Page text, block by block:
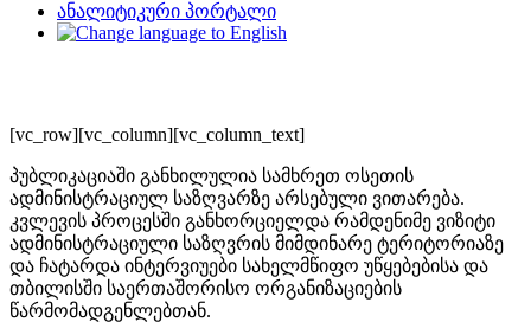
ანალიტიკური პორტალი
[vc_row][vc_column][vc_column_text]
პუბლიკაციაში განხილულია სამხრეთ ოსეთის
ადმინისტრაციულ საზღვარზე არსებული ვითარება.
კვლევის პროცესში განხორციელდა რამდენიმე ვიზიტი
ადმინისტრაციული საზღვრის მიმდინარე ტერიტორიაზე
და ჩატარდა ინტერვიუები სახელმწიფო უწყებებისა და
თბილისში საერთაშორისო ორგანიზაციების
წარმომადგენლებთან.